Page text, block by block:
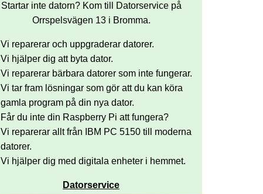
Startar inte datorn? Kom till Datorservice på
Orrspelsvägen 13 i Bromma.
Vi reparerar och uppgraderar datorer.
Vi hjälper dig att byta dator.
Vi reparerar bärbara datorer som inte fungerar.
Vi tar fram lösningar som gör att du kan köra
gamla program på din nya dator.
Får du inte din Raspberry Pi att fungera?
Vi reparerar allt från IBM PC 5150 till moderna
datorer.
Vi hjälper dig med digitala enheter i hemmet.
Datorservice